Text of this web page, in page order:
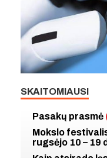
SKAITOMIAUSI
Pasakų prasmė
Mokslo
rugsėjo 10 – 19